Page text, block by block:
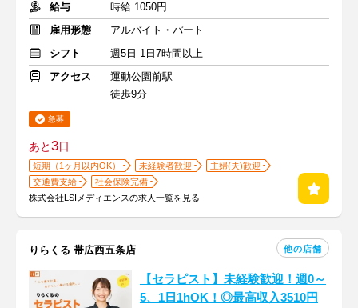
給与
時給 1050円
雇用形態
アルバイト・パート
シフト
週5日 1日7時間以上
アクセス
運動公園前駅
徒歩9分
急募
あと3日
短期（1ヶ月以内OK） 未経験者歓迎
主婦(夫)歓迎
交通費支給
社会保険完備
株式会社LSIメディエンスの求人一覧を見る
りらくる 帯広西五条店 他の店舗
【セラピスト】未経験歓迎！週0～
5、1日1hOK！◎最高収入3510円